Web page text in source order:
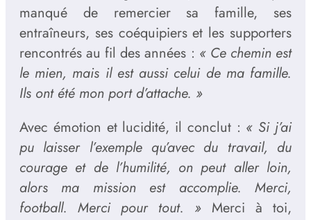
manqué de remercier sa famille, ses
entraîneurs, ses coéquipiers et les supporters
rencontrés au fil des années : « Ce chemin est
le mien, mais il est aussi celui de ma famille.
Ils ont été mon port d’attache. »
Avec émotion et lucidité, il conclut : « Si j’ai
pu laisser l’exemple qu’avec du travail, du
courage et de l’humilité, on peut aller loin,
alors ma mission est accomplie. Merci,
football. Merci pour tout. » Merci à toi,